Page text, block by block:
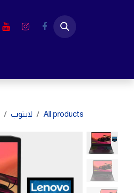
All products لابتوب